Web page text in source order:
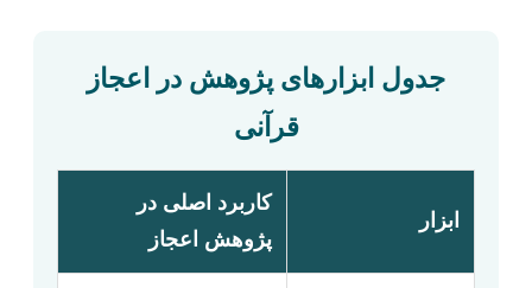
جدول ابزارهای پژوهش در اعجاز
قرآنی
ابزار
کاربرد اصلی در
پژوهش اعجاز